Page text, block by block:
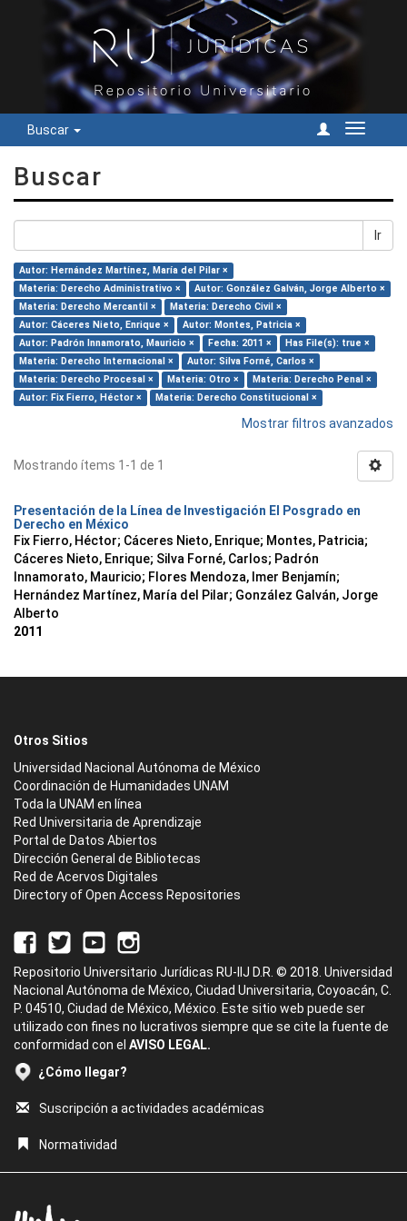
Buscar
Cambiar
Buscar
Ir
Autor: Hernández Martínez, María del Pilar ×
Materia: Derecho Administrativo ×
Autor: González Galván, Jorge Alberto ×
Materia: Derecho Mercantil ×
Materia: Derecho Civil ×
Autor: Cáceres Nieto, Enrique ×
Autor: Montes, Patricia ×
Autor: Padrón Innamorato, Mauricio ×
Fecha: 2011 ×
Has File(s): true ×
Materia: Derecho Internacional ×
Autor: Silva Forné, Carlos ×
Materia: Derecho Procesal ×
Materia: Otro ×
Materia: Derecho Penal ×
Autor: Fix Fierro, Héctor ×
Materia: Derecho Constitucional ×
Mostrar filtros avanzados
Mostrando ítems 1-1 de 1
Presentación de la Línea de Investigación El Posgrado en
Derecho en México
Fix Fierro, Héctor; Cáceres Nieto, Enrique; Montes, Patricia;
Cáceres Nieto, Enrique; Silva Forné, Carlos; Padrón
Innamorato, Mauricio; Flores Mendoza, Imer Benjamín;
Hernández Martínez, María del Pilar; González Galván, Jorge
Alberto
2011
Otros Sitios
Universidad Nacional Autónoma de México
Coordinación de Humanidades UNAM
Toda la UNAM en línea
Red Universitaria de Aprendizaje
Portal de Datos Abiertos
Dirección General de Bibliotecas
Red de Acervos Digitales
Directory of Open Access Repositories
Repositorio Universitario Jurídicas RU-IIJ D.R. © 2018. Universidad
Nacional Autónoma de México, Ciudad Universitaria, Coyoacán, C.
P. 04510, Ciudad de México, México. Este sitio web puede ser
utilizado con fines no lucrativos siempre que se cite la fuente de
conformidad con el AVISO LEGAL.
¿Cómo llegar?
Suscripción a actividades académicas
Normatividad